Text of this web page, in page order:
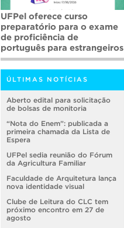
UFPel oferece curso
preparatório para o exame
de proficiência de
português para estrangeiros
ÚLTIMAS NOTÍCIAS
Aberto edital para solicitação
de bolsas de monitoria
“Nota do Enem”: publicada a
primeira chamada da Lista de
Espera
UFPel sedia reunião do Fórum
da Agricultura Familiar
Faculdade de Arquitetura lança
nova identidade visual
Clube de Leitura do CLC tem
próximo encontro em 27 de
agosto